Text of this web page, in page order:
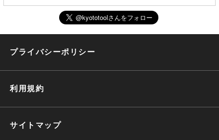
プライバシーポリシー
利用規約
サイトマップ